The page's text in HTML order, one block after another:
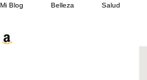
Mi Blog Belleza Salud